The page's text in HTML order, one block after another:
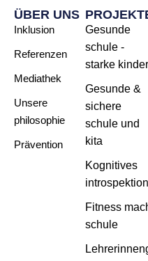
ÜBER UNS
Inklusion
Referenzen
Mediathek
Unsere
philosophie
Prävention
Gesunde
schule -
starke kinder
Gesunde &
sichere
schule und
kita
Kognitives
Fitness
schule